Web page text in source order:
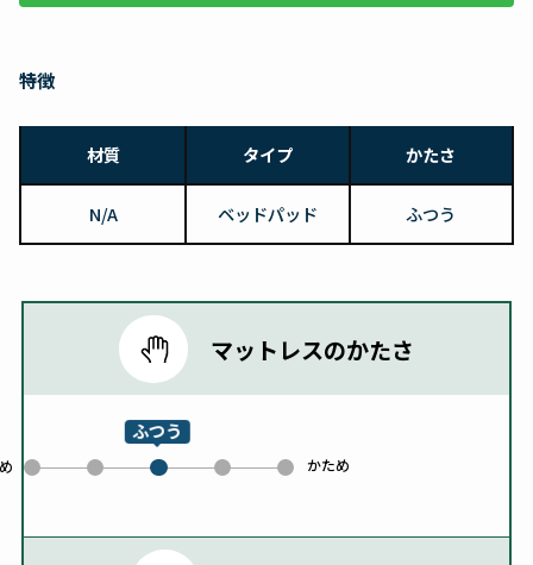
特徴
材質 タイプ かたさ
N/A ベッドパッド ふつう
マットレスのかたさ
0
1
2
ふつう
3 かため
4